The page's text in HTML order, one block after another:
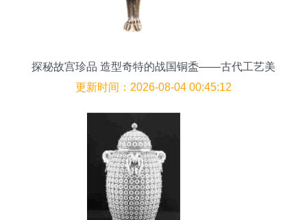
探秘故宫珍品 造型奇特的战国铜盉——古代工艺美
术的璀璨明珠
更新时间：2026-08-04 00:45:12